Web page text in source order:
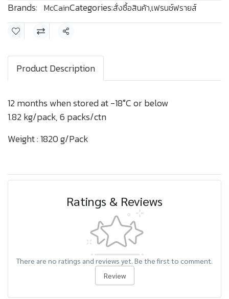
Brands: McCainCategories:สั่งซื้อสินค้า,เฟรนช์ฟรายส์
Share
Product Description
12 months when stored at -18°C or below
1.82 kg/pack, 6 packs/ctn
Weight : 1820 g/Pack
Ratings & Reviews
There are no ratings and reviews yet. Be the first to comment.
Review